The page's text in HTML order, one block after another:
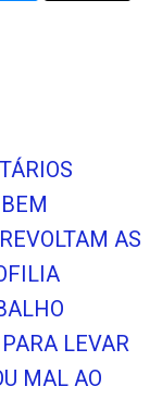
AS
LEVAR
MAL AO